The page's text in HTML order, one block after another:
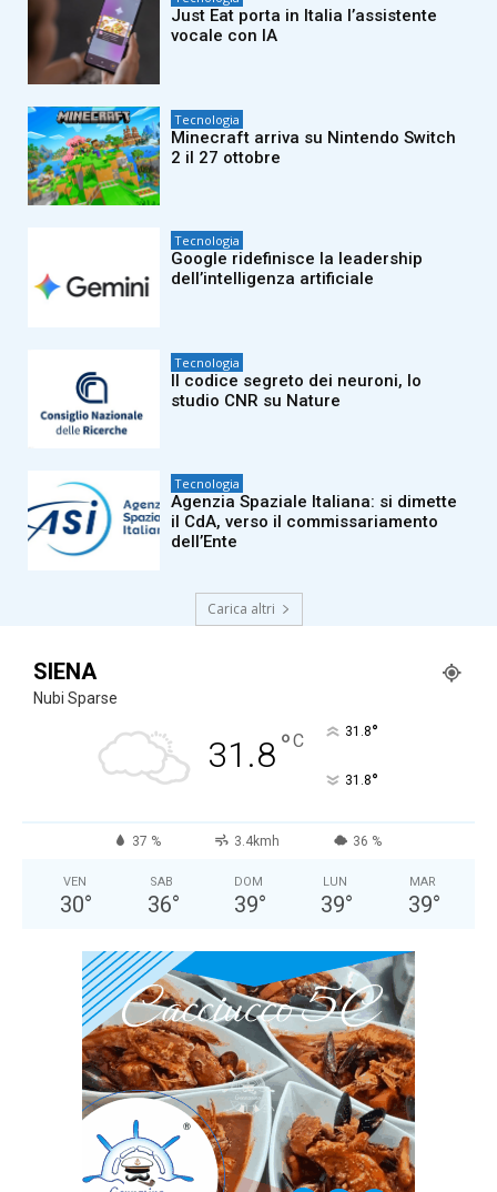
Just Eat porta in Italia l’assistente
vocale con IA
Tecnologia
Minecraft arriva su Nintendo Switch
2 il 27 ottobre
Tecnologia
Google ridefinisce la leadership
dell’intelligenza artificiale
Tecnologia
Il codice segreto dei neuroni, lo
studio CNR su Nature
Tecnologia
Agenzia Spaziale Italiana: si dimette
il CdA, verso il commissariamento
dell’Ente
Carica altri
SIENA
Nubi Sparse
31.8°C 31.8°
31.8°
37 % 3.4kmh 36 %
VEN
30°
SAB
36°
DOM
39°
LUN
39°
MAR
39°